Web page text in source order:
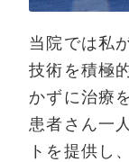
当院では私
技術を積極
かずに治療
患者さん一
トを提供し